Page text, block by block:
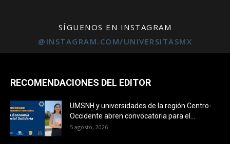
SÍGUENOS EN INSTAGRAM
@INSTAGRAM.COM/UNIVERSITASMX
RECOMENDACIONES DEL EDITOR
UMSNH y universidades de la región Centro-
Occidente abren convocatoria para el...
5 agosto, 2026